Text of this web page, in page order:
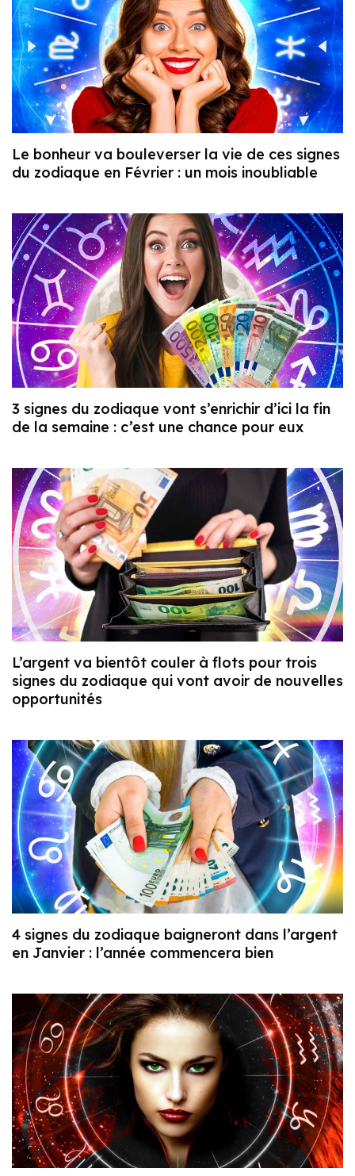
Le bonheur va bouleverser la vie de ces signes
du zodiaque en Février : un mois inoubliable
3 signes du zodiaque vont s’enrichir d’ici la fin
de la semaine : c’est une chance pour eux
L’argent va bientôt couler à flots pour trois
signes du zodiaque qui vont avoir de nouvelles
opportunités
4 signes du zodiaque baigneront dans l’argent
en Janvier : l’année commencera bien